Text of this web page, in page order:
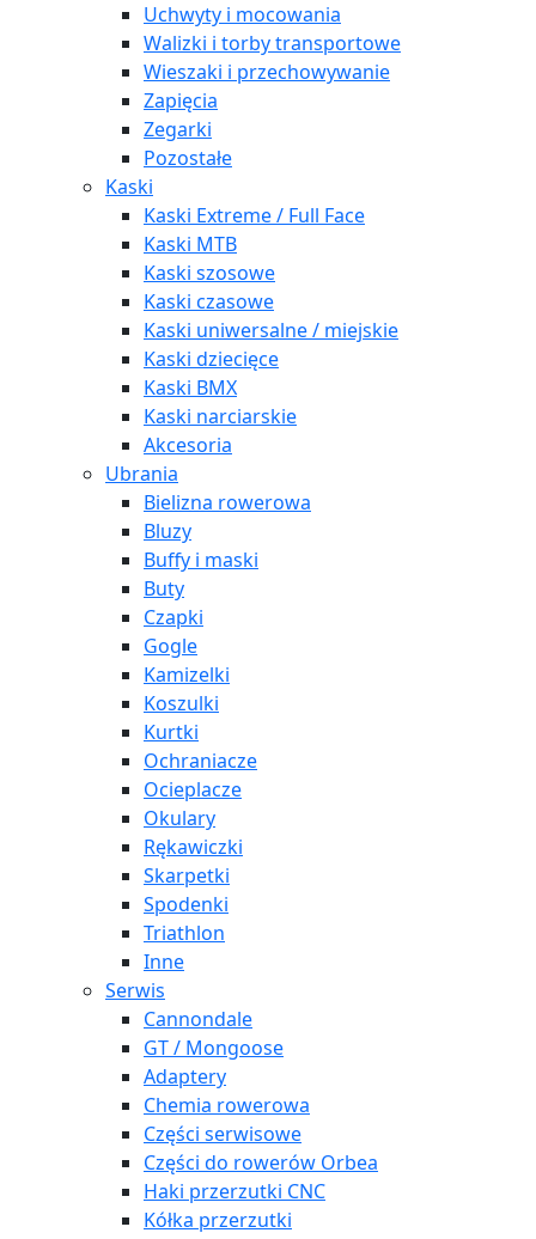
Uchwyty i mocowania
Walizki i torby transportowe
Wieszaki i przechowywanie
Zapięcia
Zegarki
Pozostałe
Kaski
Kaski Extreme / Full Face
Kaski MTB
Kaski szosowe
Kaski czasowe
Kaski uniwersalne / miejskie
Kaski dziecięce
Kaski BMX
Kaski narciarskie
Akcesoria
Ubrania
Bielizna rowerowa
Bluzy
Buffy i maski
Buty
Czapki
Gogle
Kamizelki
Koszulki
Kurtki
Ochraniacze
Ocieplacze
Okulary
Rękawiczki
Skarpetki
Spodenki
Triathlon
Inne
Serwis
Cannondale
GT / Mongoose
Adaptery
Chemia rowerowa
Części serwisowe
Części do rowerów Orbea
Haki przerzutki CNC
Kółka przerzutki